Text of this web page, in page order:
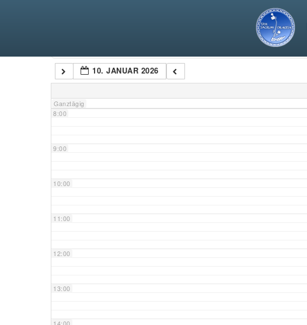
10. JANUAR 2026
Ganztägig
7:00
8:00
9:00
10:00
11:00
12:00
13:00